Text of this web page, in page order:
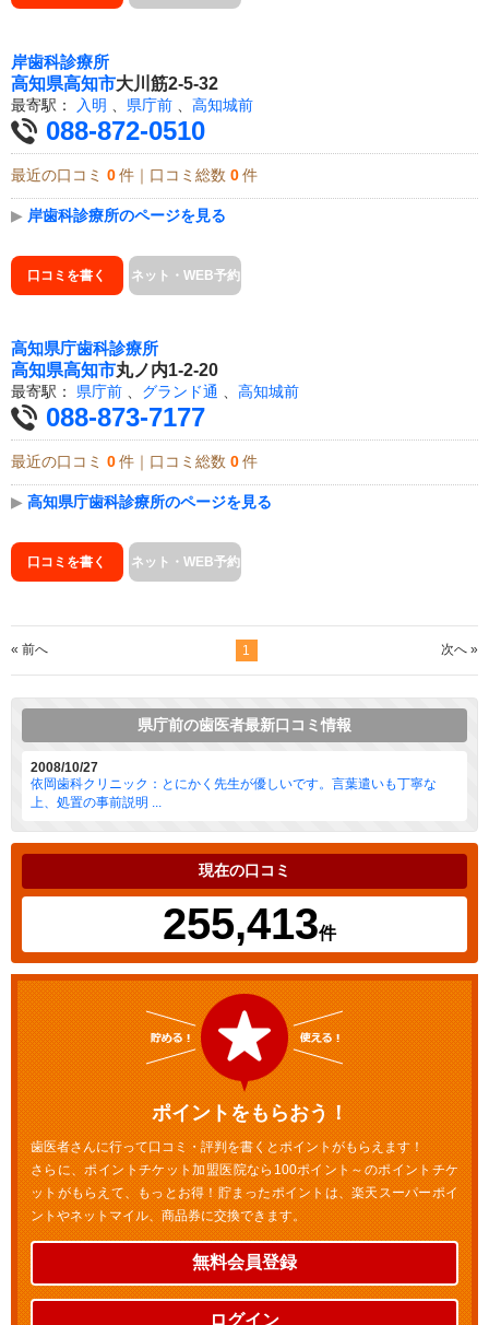
岸歯科診療所
高知県高知市大川筋2-5-32
最寄駅： 入明 県庁前 高知城前
088-872-0510
最近の口コミ 0 件｜口コミ総数 0 件
▶ 岸歯科診療所のページを見る
口コミを書く ネット・WEB予約
高知県庁歯科診療所
高知県高知市丸ノ内1-2-20
最寄駅： 県庁前 グランド通 高知城前
088-873-7177
最近の口コミ 0 件｜口コミ総数 0 件
▶ 高知県庁歯科診療所のページを見る
口コミを書く ネット・WEB予約
« 前へ 1 次へ »
県庁前の歯医者最新口コミ情報
2008/10/27
依岡歯科クリニック：とにかく先生が優しいです。言葉遣いも丁寧な
上、処置の事前説明 ...
現在の口コミ
255,413件
ポイントをもらおう！
歯医者さんに行って口コミ・評判を書くとポイントがもらえます！
さらに、ポイントチケット加盟医院なら100ポイント～のポイントチケ
ットがもらえて、もっとお得！貯まったポイントは、楽天スーパーポイ
ントやネットマイル、商品券に交換できます。
無料会員登録
ログイン